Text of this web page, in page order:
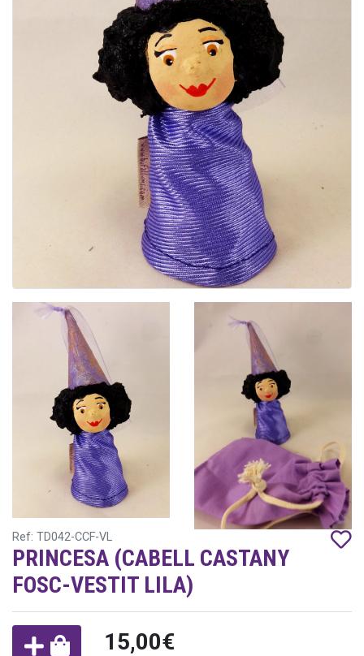
Ref: TD042-CCF-VL
PRINCESA (CABELL CASTANY
FOSC-VESTIT LILA)
15,00€